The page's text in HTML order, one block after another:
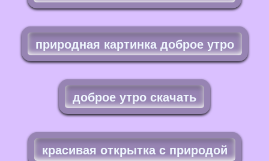
природная картинка доброе утро
доброе утро скачать
красивая открытка с природой